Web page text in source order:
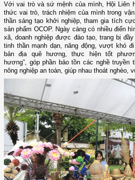
Với vai trò và sứ mệnh của mình, Hội Liên
thức vai trò, trách nhiệm của mình trong
thần sáng tạo khởi nghiệp, tham gia tích
sản phẩm OCOP. Ngày càng có nhiều điển
xã, doanh nghiệp được đào tạo, trang bị
tinh thần mạnh dạn, năng động, vượt khó
bản địa quê hương, thực hiện tốt
hương”, góp phần bảo tồn các nghề truyền
nông nghiệp an toàn, giúp nhau thoát nghèo,